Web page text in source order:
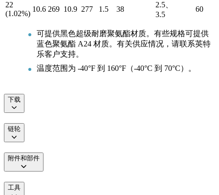
22
(1.02%)
10.6 269 10.9 277 1.5 38
2.5、
3.5
60
可提供黑色超级耐磨聚氨酯材质。有些规格可提供
蓝色聚氨酯 A24 材质。有关供应情况，请联系英特
乐客户支持。
温度范围为 -40°F 到 160°F（-40°C 到 70°C）。
下载
链轮
附件和部件
工具